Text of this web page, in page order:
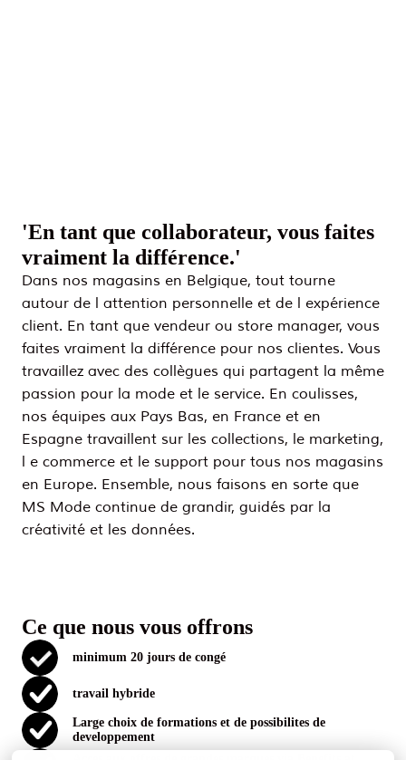
'En tant que collaborateur, vous faites
vraiment la différence.'
Dans nos magasins en Belgique, tout tourne
autour de l attention personnelle et de l expérience
client. En tant que vendeur ou store manager, vous
faites vraiment la différence pour nos clientes. Vous
travaillez avec des collègues qui partagent la même
passion pour la mode et le service. En coulisses,
nos équipes aux Pays Bas, en France et en
Espagne travaillent sur les collections, le marketing,
l e commerce et le support pour tous nos magasins
en Europe. Ensemble, nous faisons en sorte que
MS Mode continue de grandir, guidés par la
créativité et les données.
Ce que nous vous offrons
minimum 20 jours de congé
travail hybride
Large choix de formations et de possibilites de
developpement